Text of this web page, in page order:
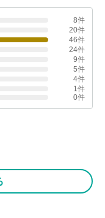
8件
20件
46件
24件
9件
5件
4件
1件
0件